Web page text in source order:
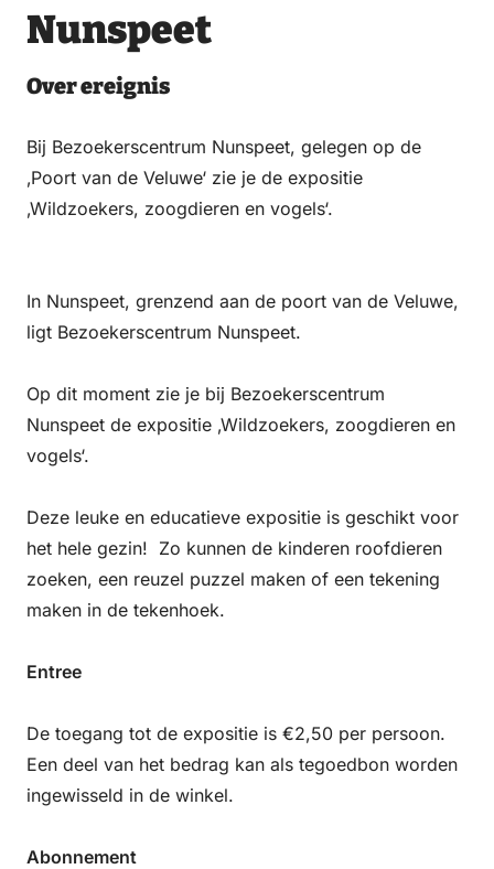
Nunspeet
Over ereignis
Bij Bezoekerscentrum Nunspeet, gelegen op de
‚Poort van de Veluwe‘ zie je de expositie
‚Wildzoekers, zoogdieren en vogels‘.
In Nunspeet, grenzend aan de poort van de Veluwe,
ligt Bezoekerscentrum Nunspeet.
Op dit moment zie je bij Bezoekerscentrum
Nunspeet de expositie ‚Wildzoekers, zoogdieren en
vogels‘.
Deze leuke en educatieve expositie is geschikt voor
het hele gezin! Zo kunnen de kinderen roofdieren
zoeken, een reuzel puzzel maken of een tekening
maken in de tekenhoek.
Entree
De toegang tot de expositie is €2,50 per persoon.
Een deel van het bedrag kan als tegoedbon worden
ingewisseld in de winkel.
Abonnement
Donnerstag
20 August 2026
10:00 – 17:00
Freitag
Samstag
22 August 2026
Sonntag
23 August 2026
10:00 – 17:00
Montag
24 August 2026
27 August 2026
10:00 – 17:00
Freitag